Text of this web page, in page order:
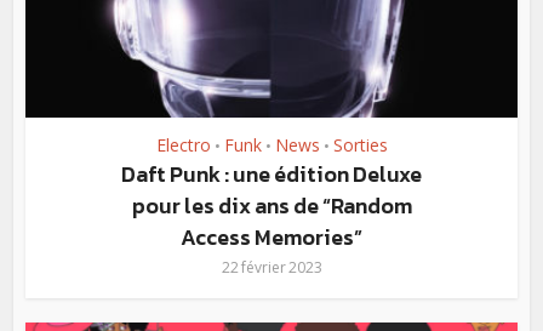
Electro • Funk • News • Sorties
Daft Punk : une édition Deluxe
pour les dix ans de “Random
Access Memories”
22 février 2023